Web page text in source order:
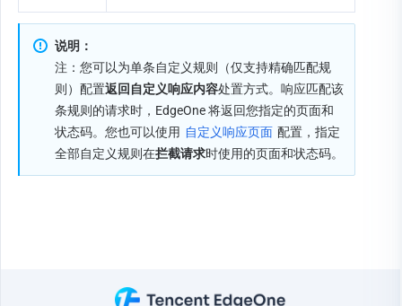
说明：
注： 您可以为单条自定义规则（仅支持精确匹配规
则）配置返回自定义响应内容处置方式。响应匹配该
条规则的请求时，EdgeOne 将返回您指定的页面和
状态码。您也可以使用 自定义响应页面 配置，指定
全部自定义规则在拦截请求时使用的页面和状态码。